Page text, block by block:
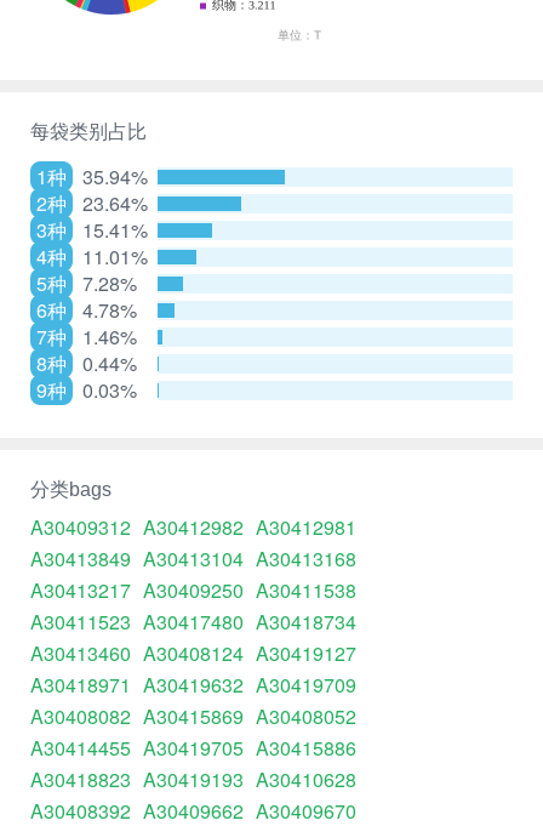
每袋类别占比
1种
35.94%
2种
23.64%
3种
15.41%
4种
11.01%
5种
7.28%
6种
4.78%
7种
1.46%
8种
0.44%
9种
0.03%
分类bags
A30409312 A30412982 A30412981
A30413849 A30413104 A30413168
A30413217 A30409250 A30411538
A30411523 A30417480 A30418734
A30413460 A30408124 A30419127
A30418971 A30419632 A30419709
A30408082 A30415869 A30408052
A30414455 A30419705 A30415886
A30418823 A30419193 A30410628
A30408392 A30409662 A30409670